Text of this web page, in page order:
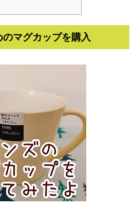
マグカップを購入